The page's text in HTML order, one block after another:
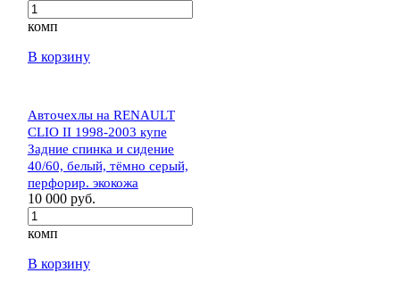
комп
В корзину
Авточехлы на RENAULT
CLIO II 1998-2003 купе
Задние спинка и сидение
40/60, белый, тёмно серый,
перфорир. экокожа
10 000 руб.
комп
В корзину